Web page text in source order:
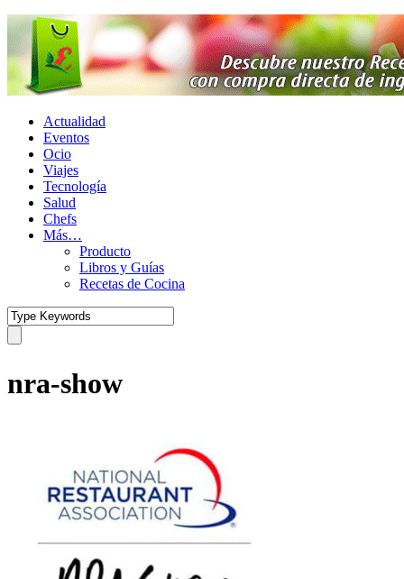
Actualidad
Eventos
Ocio
Viajes
Tecnología
Salud
Chefs
Más…
Producto
Libros y Guías
Recetas de Cocina
nra-show